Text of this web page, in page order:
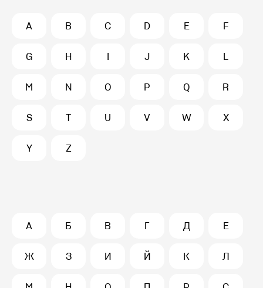
A B C D E F
G H I J K L
M N O P Q R
S T U V W X
Y Z
А Б В Г Д Е
Ж З И Й К Л